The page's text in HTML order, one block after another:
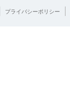
プライバシーポリシー